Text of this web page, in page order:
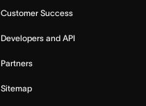
Customer Success
Developers and API
Partners
Sitemap